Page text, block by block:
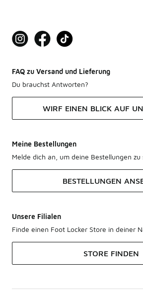
FAQ zu Versand und Lieferung
Du brauchst Antworten?
WIRF EINEN BLICK AUF
Meine Bestellungen
Melde dich an, um deine Bestellungen zu
BESTELLUNGEN
Unsere Filialen
Finde einen Foot Locker Store in deiner
STORE FINDEN